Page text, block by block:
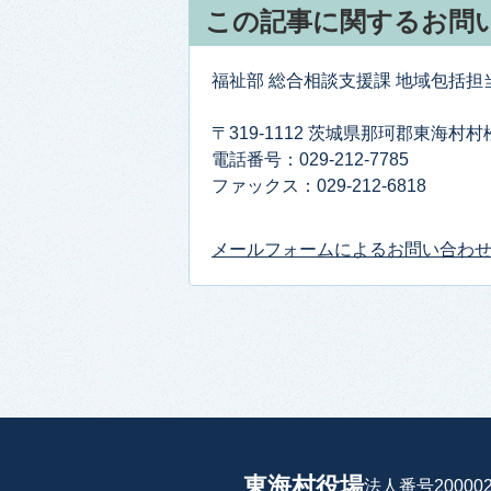
この記事に関するお問
福祉部 総合相談支援課 地域包括担
〒319-1112 茨城県那珂郡東海村村
電話番号：029-212-7785
ファックス：029-212-6818
メールフォームによるお問い合わせ
法人番号